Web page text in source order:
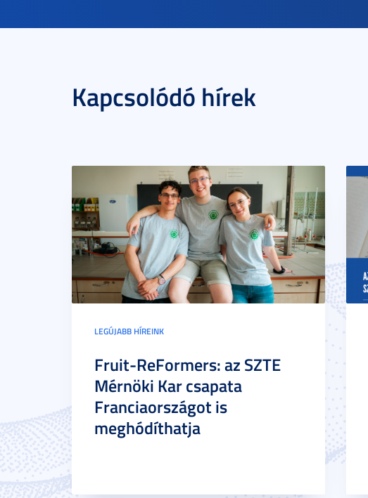
Kapcsolódó hírek
LEGÚJABB HÍREINK
Fruit-ReFormers: az SZTE
Mérnöki Kar csapata
Franciaországot is
meghódíthatja